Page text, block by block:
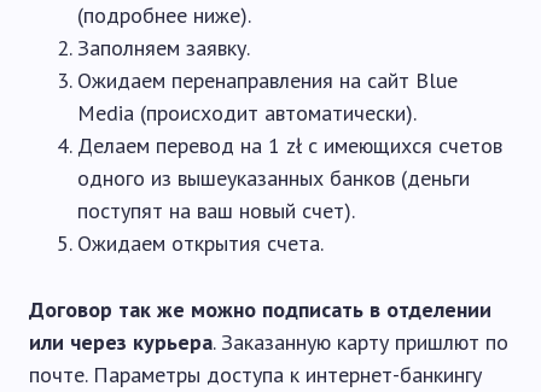
(подробнее ниже).
Заполняем заявку.
Ожидаем перенаправления на сайт Blue
Media (происходит автоматически).
Делаем перевод на 1 zł с имеющихся счетов
одного из вышеуказанных банков (деньги
поступят на ваш новый счет).
Ожидаем открытия счета.
Договор так же можно подписать в отделении
или через курьера. Заказанную карту пришлют по
почте. Параметры доступа к интернет-банкингу